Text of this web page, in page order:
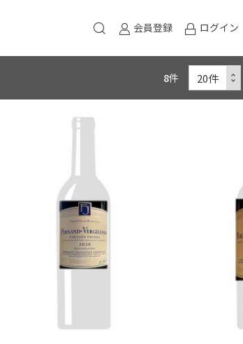
会員登録 ログイン
8件